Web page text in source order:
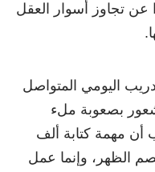
تجاوز أسوار العقل
اليومي المتواصل
بصعوبة ملء
أن مهمة كتابة ألف
الظهر، وإنما عمل